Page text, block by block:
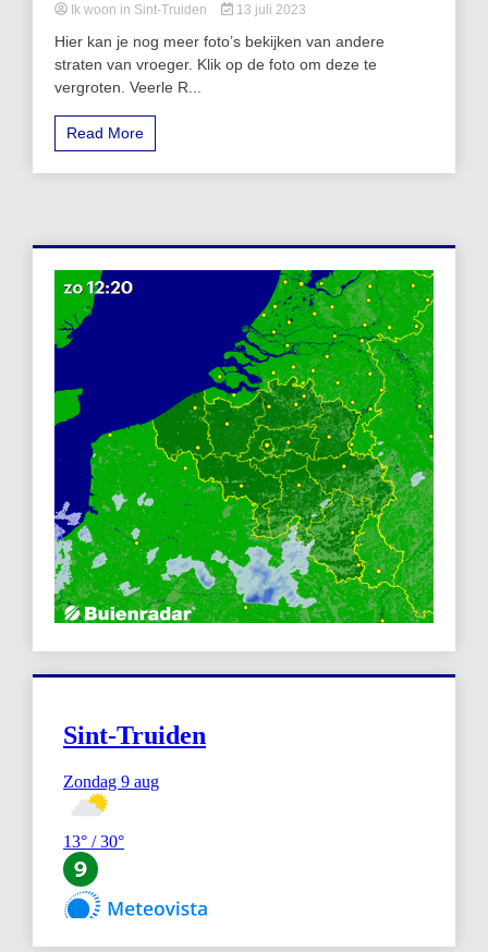
Ik woon in Sint-Truiden 13 juli 2023
Hier kan je nog meer foto’s bekijken van andere
straten van vroeger. Klik op de foto om deze te
vergroten. Veerle R...
Read More